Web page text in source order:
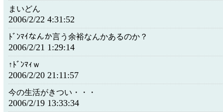
まいどん
2006/2/22 4:31:52
ﾄﾞﾝﾏｲなんか言う余裕なんかあるのか？
2006/2/21 1:29:14
↑ﾄﾞﾝﾏｨｗ
2006/2/20 21:11:57
今の生活がきつい・・・
2006/2/19 13:33:34